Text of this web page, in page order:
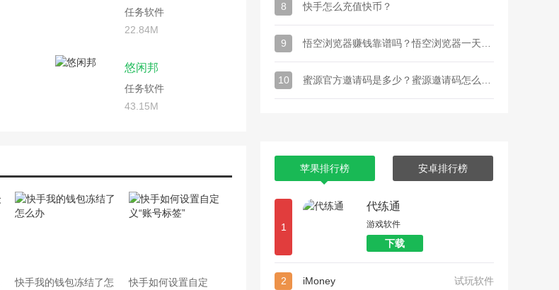
任务软件
22.84M
悠闲邦
任务软件
43.15M
快手我的钱包冻结了怎
快手如何设置自定
8 快手怎么充值快币？
9
10
苹果排行榜 安卓排行榜
1
代练通
游戏软件
下载
2 iMoney 试玩软件